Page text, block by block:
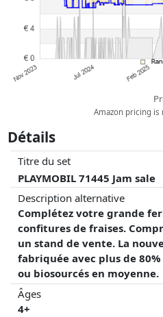
Amazon pricing
Détails
Titre du set
PLAYMOBIL 71445 Jam sale
Description alternative
Complétez votre grande
confitures de fraises.
un stand de vente. La
fabriquée avec plus de
ou biosourcés en moyenne.
Âges
4+